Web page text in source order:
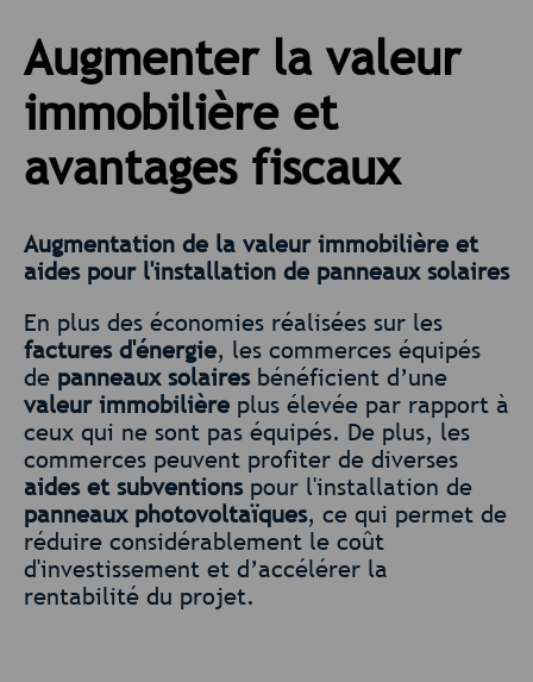
Augmenter la valeur
immobilière et
avantages fiscaux
Augmentation de la valeur immobilière et
aides pour l'installation de panneaux solaires
En plus des économies réalisées sur les
factures d'énergie, les commerces équipés
de panneaux solairesbénéficient d’une
valeur immobilière plus élevée par rapport à
ceux qui ne sont pas équipés. De plus, les
commerces peuvent profiter de diverses
aides et subventionspour l'installation de
panneaux photovoltaïques, ce qui permet de
réduire considérablement le coût
d'investissement et d’accélérer la
rentabilité du projet.